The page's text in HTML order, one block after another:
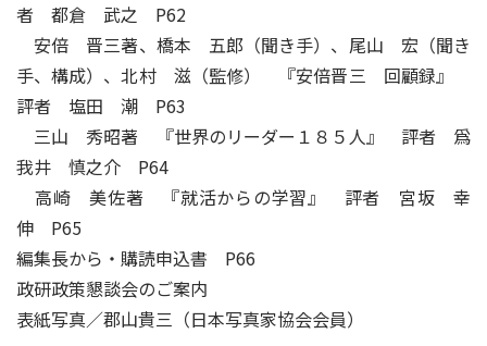
者 都倉 武之 P62
安倍 晋三著、橋本 五郎（聞き手）、尾山 宏（聞き
手、構成）、北村 滋（監修） 『安倍晋三 回顧録』
評者 塩田 潮 P63
三山 秀昭著 『世界のリーダー１８５人』 評者 爲
我井 慎之介 P64
高崎 美佐著 『就活からの学習』 評者 宮坂 幸
伸 P65
編集長から・購読申込書 P66
政研政策懇談会のご案内
表紙写真／郡山貴三（日本写真家協会会員）